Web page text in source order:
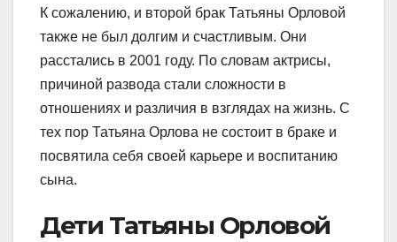
К сожалению, и второй брак Татьяны Орловой
также не был долгим и счастливым. Они
расстались в 2001 году. По словам актрисы,
причиной развода стали сложности в
отношениях и различия в взглядах на жизнь. С
тех пор Татьяна Орлова не состоит в браке и
посвятила себя своей карьере и воспитанию
сына.
Дети Татьяны Орловой